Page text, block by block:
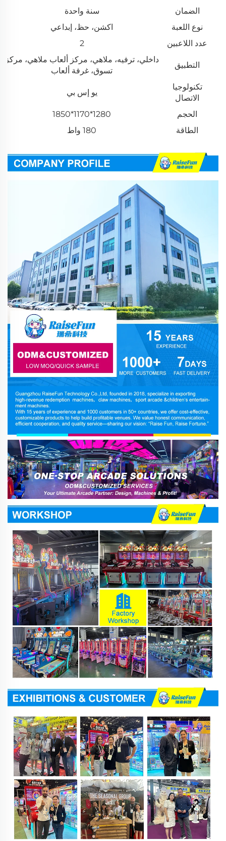
الضمان
سنة واحدة
نوع اللعبة
اكشن، حظ، إبداعي
عدد اللاعبين
2
التطبيق
داخلي، ترفيه، ملاهي، مركز ألعاب ملاهي، مركز
تسوق، غرفة ألعاب
تكنولوجيا
الاتصال
يو إس بي
الحجم
1280*1170*1850
الطاقة
180 واط